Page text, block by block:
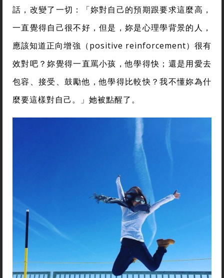
話，改變了一切：「妳對自己的預期跟要求這麼高，
一直覺得自己很不好，但是，妳是心理學背景的人，
應該知道正向增強（positive reinforcement）很有
效對吧？妳覺得一直罵小孩，他學得快；還是用愛去
包容、接受、鼓勵他，他學得比較快？我不懂妳為什
麼要這樣對自己。」她被點醒了。